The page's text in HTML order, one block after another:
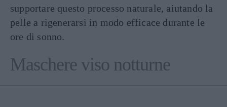
supportare questo processo naturale, aiutando la
pelle a rigenerarsi in modo efficace durante le
ore di sonno.
Maschere viso notturne